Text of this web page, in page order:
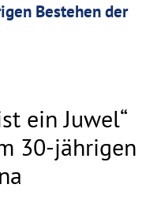
Bestehen der
ein Juwel“
30-jährigen